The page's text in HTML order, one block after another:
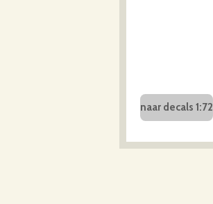
naar decals 1:72